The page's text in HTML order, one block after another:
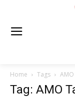
Home Tags
Tag: AMO